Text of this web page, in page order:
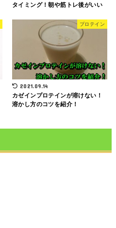
タイミング！朝や筋トレ後がいい
プロテイン
2021.09.14
カゼインプロテインが溶けない！
溶かし方のコツを紹介！